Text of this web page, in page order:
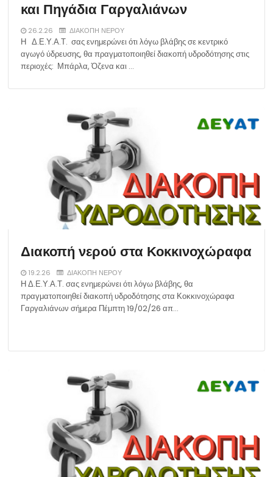
και Πηγάδια Γαργαλιάνων
26.2.26 ΔΙΑΚΟΠΗ ΝΕΡΟΥ
Η Δ.Ε.Υ.Α.Τ. σας ενημερώνει ότι λόγω βλάβης σε κεντρικό
αγωγό ύδρευσης, θα πραγματοποιηθεί διακοπή υδροδότησης στις
περιοχές: Μπάρλα, Όζενα και …
Διακοπή νερού στα Κοκκινοχώραφα
19.2.26 ΔΙΑΚΟΠΗ ΝΕΡΟΥ
Η Δ.Ε.Υ.Α.Τ. σας ενημερώνει ότι λόγω βλάβης, θα
πραγματοποιηθεί διακοπή υδροδότησης στα Κοκκινοχώραφα
Γαργαλιάνων σήμερα Πέμπτη 19/02/26 απ…